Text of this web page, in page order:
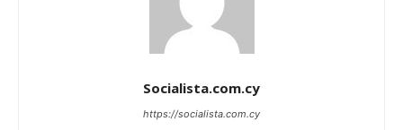
Socialista.com.cy
https://socialista.com.cy